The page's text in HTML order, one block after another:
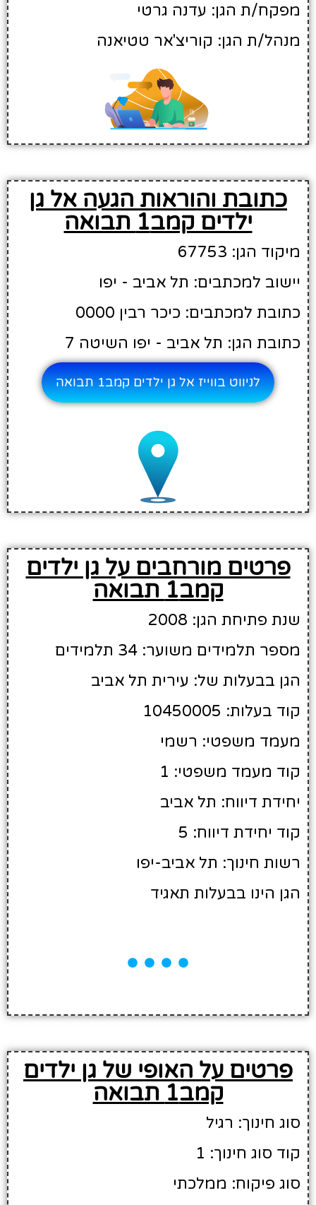
מפקח/ת הגן: עדנה גרטי
מנהל/ת הגן: קוריצ'אר טטיאנה
כתובת והוראות הגעה אל גן
ילדים קמב1 תבואה
מיקוד הגן: 67753
יישוב למכתבים: תל אביב - יפו
כתובת למכתבים: כיכר רבין 0000
כתובת הגן: תל אביב - יפו השיטה 7
לניווט בווייז אל גן ילדים קמב1 תבואה
פרטים מורחבים על גן ילדים
קמב1 תבואה
שנת פתיחת הגן: 2008
מספר תלמידים משוער: 34 תלמידים
הגן בבעלות של: עירית תל אביב
קוד בעלות: 10450005
מעמד משפטי: רשמי
קוד מעמד משפטי: 1
יחידת דיווח: תל אביב
קוד יחידת דיווח: 5
רשות חינוך: תל אביב-יפו
הגן הינו בבעלות תאגיד
פרטים על האופי של גן ילדים
קמב1 תבואה
סוג חינוך: רגיל
קוד סוג חינוך: 1
סוג פיקוח: ממלכתי